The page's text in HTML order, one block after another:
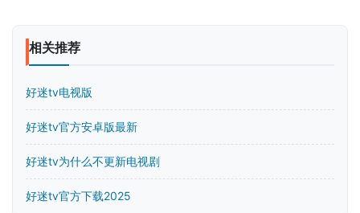
相关推荐
好迷tv电视版
好迷tv官方安卓版最新
好迷tv为什么不更新电视剧
好迷tv官方下载2025